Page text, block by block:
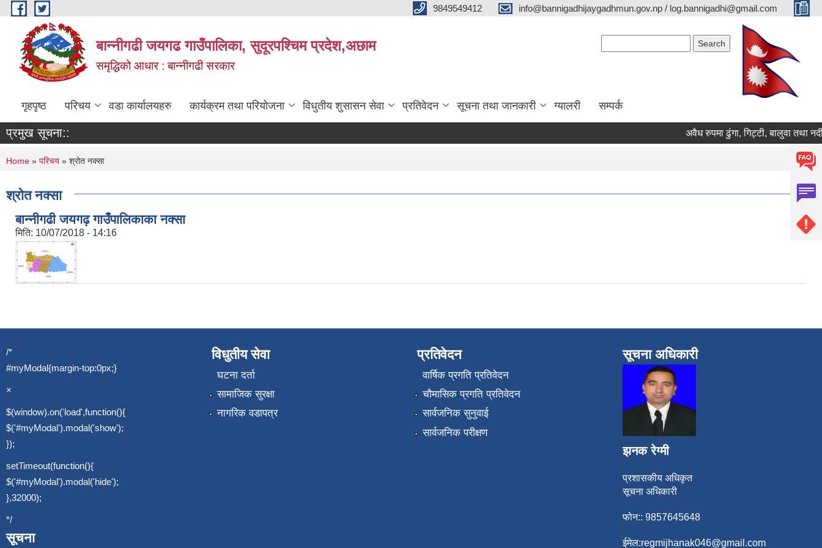
Skip to main content 9849549412 info@bannigadhijaygadhmun.gov.np / log.bannigadhi@gmail.com
बान्नीगढी जयगढ गाउँपालिका, सुदूरपश्चिम प्रदेश,अछाम
समृद्धिको आधार : बान्नीगढी सरकार
गृहपृष्ठ परिचय वडा कार्यालयहरु कार्यक्रम तथा परियोजना विधुतीय शुसासन सेवा प्रतिवेदन सूचना तथा जानकारी ग्यालरी सम्पर्क
प्रमुख सूचना:: अवैध रुपमा ढुंगा, गिट्टी, बालुवा तथा
You are here
Home » परिचय » श्रोत नक्सा
श्रोत नक्सा
बान्नीगढी जयगढ़ गाउँपालिकाका नक्सा
मिति: 10/07/2018 - 14:16
/*
#myModal{margin-top:0px;}
×
$(window).on('load',function(){
$('#myModal').modal('show');
});
setTimeout(function(){
$('#myModal').modal('hide');
},32000);
*/
सूचना
विधुतीय सेवा
घटना दर्ता
सामाजिक सुरक्षा
नागरिक वडापत्र
प्रतिवेदन
वार्षिक प्रगति प्रतिवेदन
चौमासिक प्रगति प्रतिवेदन
सार्वजनिक सुनुवाई
सार्वजनिक परीक्षण
सूचना अधिकारी
झनक रेग्मी
प्रशासकीय अधिकृत
सूचना अधिकारी
फोन:: 9857645648
ईमेल:regmijhanak046@gmail.com